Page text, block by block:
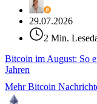
29.07.2026
2 Min.
Bitcoin im August: So
Jahren
Mehr Bitcoin